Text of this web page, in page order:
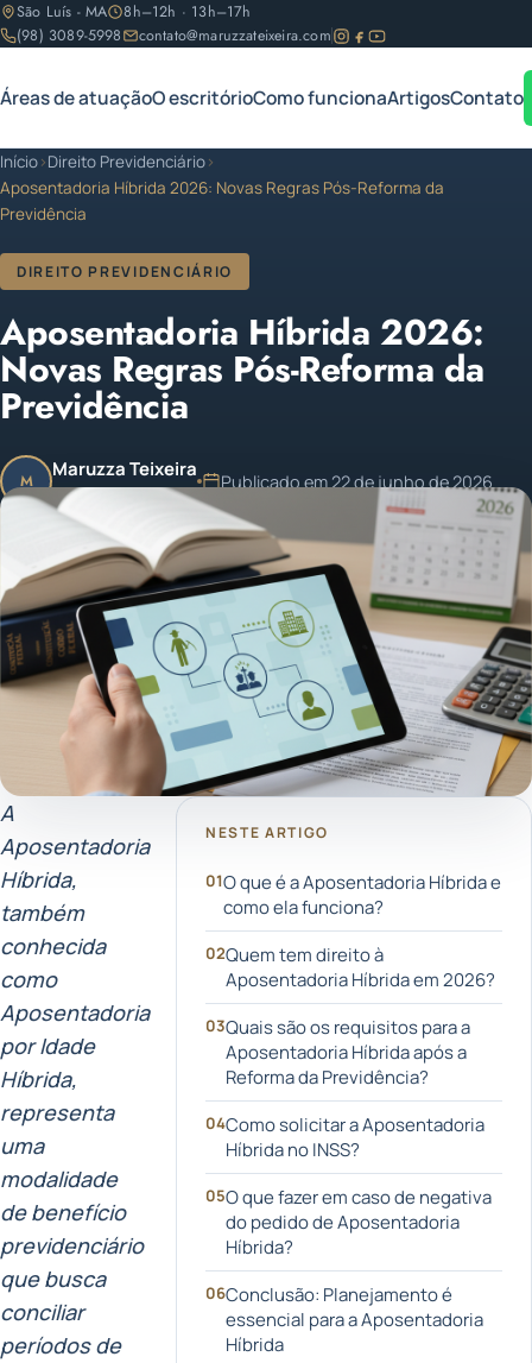
São Luís - MA
8h–12h · 13h–17h
(98) 3089-5998
contato@maruzzateixeira.com
Áreas de atuaçãoO escritórioComo funcionaArtigosContato
Início›Direito Previdenciário›
Aposentadoria Híbrida 2026: Novas Regras Pós-Reforma da
Previdência
DIREITO PREVIDENCIÁRIO
Aposentadoria Híbrida 2026:
Novas Regras Pós-Reforma da
Previdência
M Maruzza Teixeira
OAB/MA 11.810
Publicado em 22 de junho de 2026
Atualizado em 22 de junho de 2026
12 min de leitura
A
Aposentadoria
Híbrida,
também
conhecida
como
Aposentadoria
por Idade
Híbrida,
representa
uma
modalidade
de benefício
previdenciário
que busca
conciliar
períodos de
NESTE ARTIGO
O que é a Aposentadoria Híbrida e
como ela funciona?
Quem tem direito à
Aposentadoria Híbrida em 2026?
Quais são os requisitos para a
Aposentadoria Híbrida após a
Reforma da Previdência?
Como solicitar a Aposentadoria
Híbrida no INSS?
O que fazer em caso de negativa
do pedido de Aposentadoria
Híbrida?
Conclusão: Planejamento é
essencial para a Aposentadoria
Híbrida